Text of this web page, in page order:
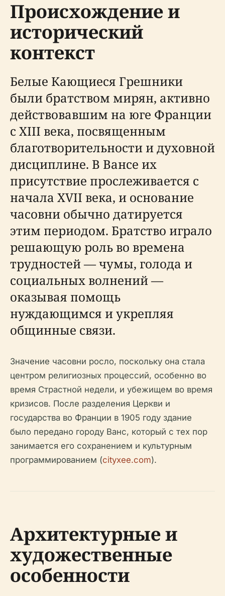
Происхождение и
исторический
контекст
Белые Кающиеся Грешники
были братством мирян, активно
действовавшим на юге Франции
с XIII века, посвященным
благотворительности и духовной
дисциплине. В Вансе их
присутствие прослеживается с
начала XVII века, и основание
часовни обычно датируется
этим периодом. Братство играло
решающую роль во времена
трудностей — чумы, голода и
социальных волнений —
оказывая помощь
нуждающимся и укрепляя
общинные связи.
Значение часовни росло, поскольку она стала
центром религиозных процессий, особенно во
время Страстной недели, и убежищем во время
кризисов. После разделения Церкви и
государства во Франции в 1905 году здание
было передано городу Ванс, который с тех пор
занимается его сохранением и культурным
программированием (cityxee.com).
Архитектурные и
художественные
особенности